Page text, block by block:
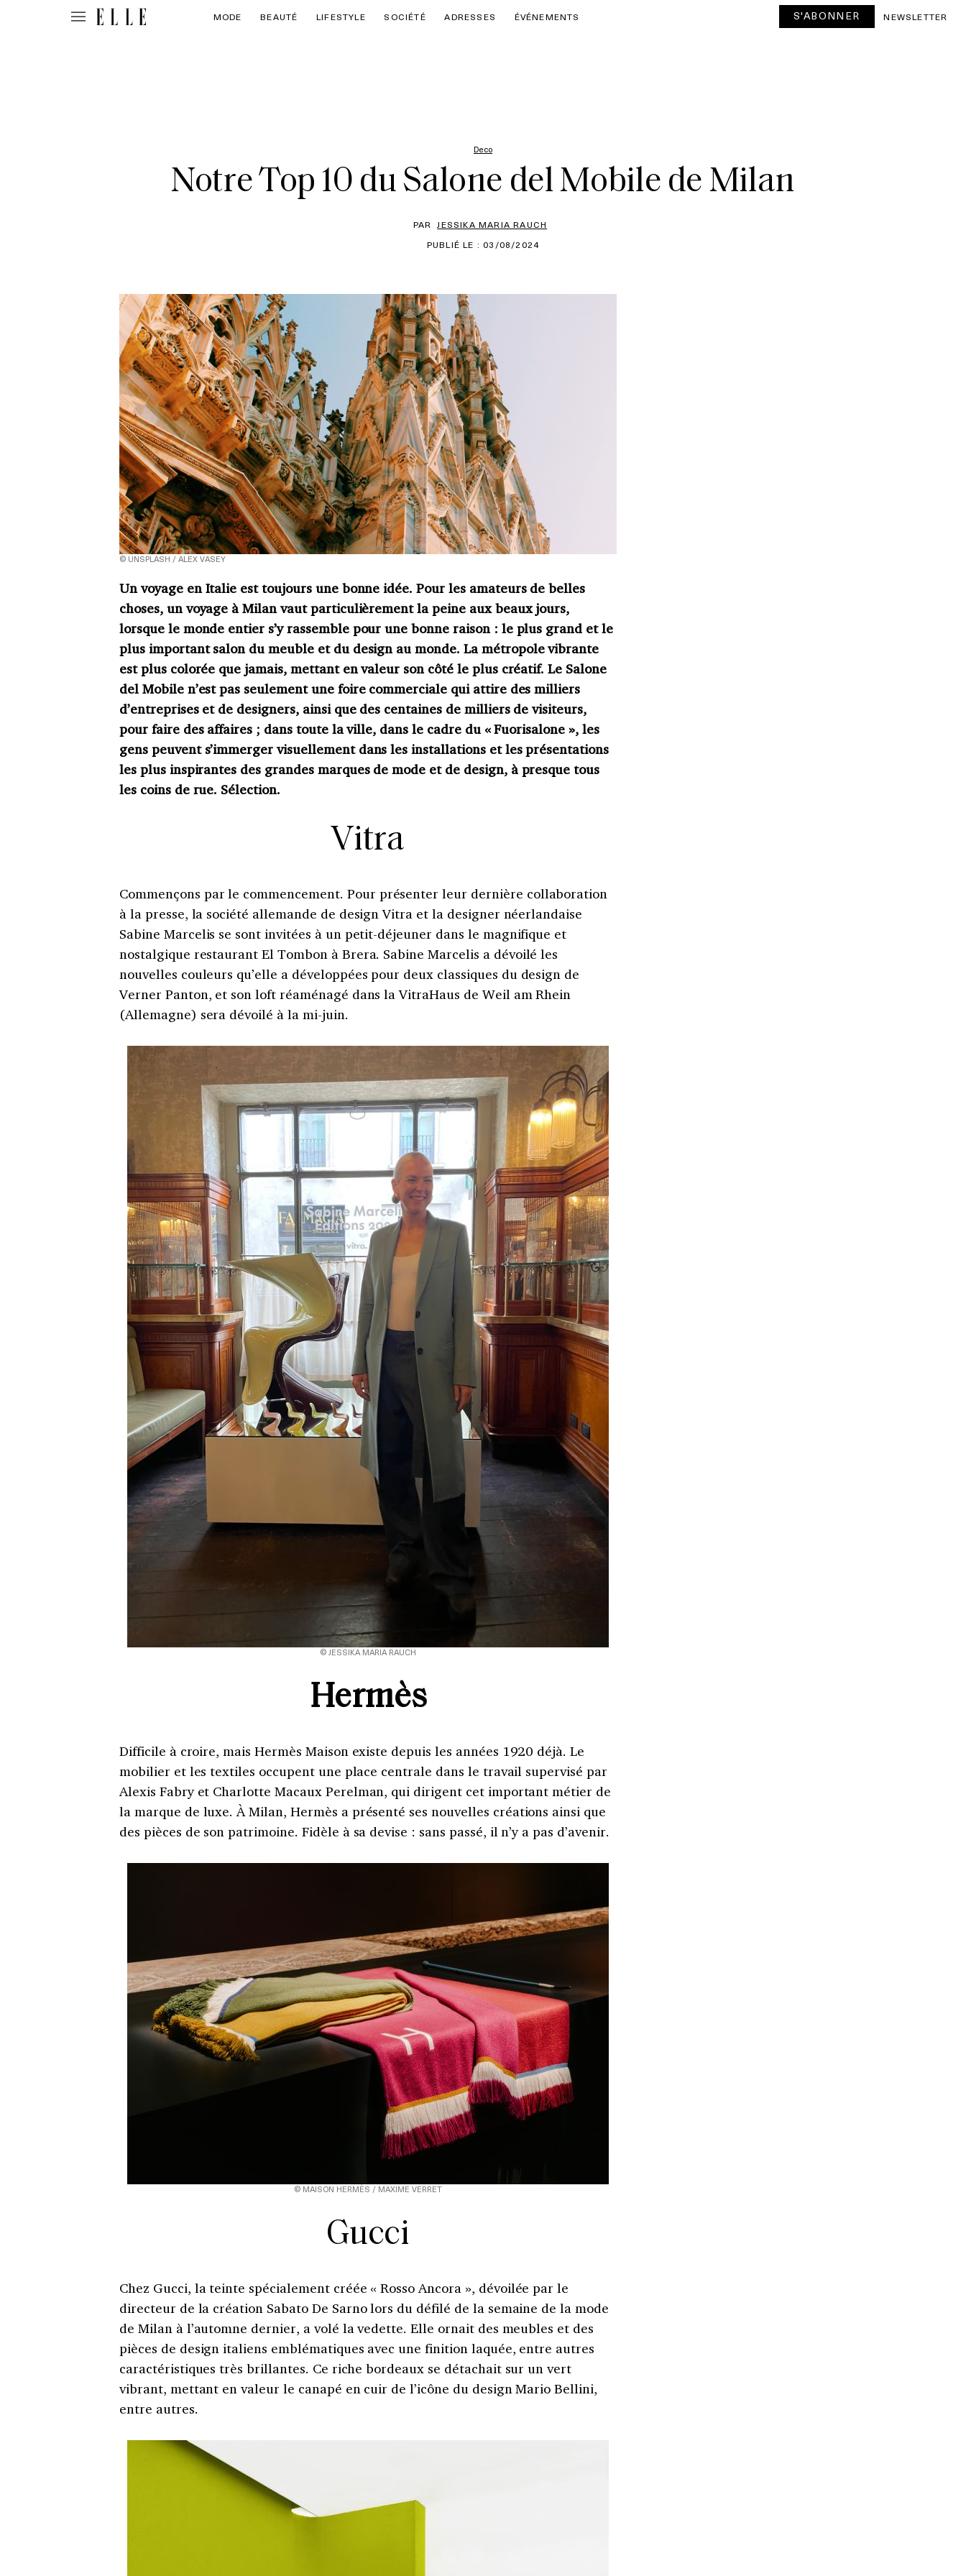
MODE BEAUTÉ LIFESTYLE SOCIÉTÉ ADRESSES ÉVÉNEMENTS S'ABONNER NEWSLETTER
Deco
Notre Top 10 du Salone del Mobile de Milan
PAR JESSIKA MARIA RAUCH
PUBLIÉ LE : 03/08/2024
© UNSPLASH / ALEX VASEY
Un voyage en Italie est toujours une bonne idée. Pour les amateurs de belles
choses, un voyage à Milan vaut particulièrement la peine aux beaux jours,
lorsque le monde entier s’y rassemble pour une bonne raison : le plus grand et le
plus important salon du meuble et du design au monde. La métropole vibrante
est plus colorée que jamais, mettant en valeur son côté le plus créatif. Le Salone
del Mobile n’est pas seulement une foire commerciale qui attire des milliers
d’entreprises et de designers, ainsi que des centaines de milliers de visiteurs,
pour faire des affaires ; dans toute la ville, dans le cadre du « Fuorisalone », les
gens peuvent s’immerger visuellement dans les installations et les présentations
les plus inspirantes des grandes marques de mode et de design, à presque tous
les coins de rue. Sélection.
Vitra
Commençons par le commencement. Pour présenter leur dernière collaboration
à la presse, la société allemande de design Vitra et la designer néerlandaise
Sabine Marcelis se sont invitées à un petit-déjeuner dans le magnifique et
nostalgique restaurant El Tombon à Brera. Sabine Marcelis a dévoilé les
nouvelles couleurs qu’elle a développées pour deux classiques du design de
Verner Panton, et son loft réaménagé dans la VitraHaus de Weil am Rhein
(Allemagne) sera dévoilé à la mi-juin.
© JESSIKA MARIA RAUCH
Hermès
Difficile à croire, mais Hermès Maison existe depuis les années 1920 déjà. Le
mobilier et les textiles occupent une place centrale dans le travail supervisé par
Alexis Fabry et Charlotte Macaux Perelman, qui dirigent cet important métier de
la marque de luxe. À Milan, Hermès a présenté ses nouvelles créations ainsi que
des pièces de son patrimoine. Fidèle à sa devise : sans passé, il n’y a pas d’avenir.
© MAISON HERMÈS / MAXIME VERRET
Gucci
Chez Gucci, la teinte spécialement créée « Rosso Ancora », dévoilée par le
directeur de la création Sabato De Sarno lors du défilé de la semaine de la mode
de Milan à l’automne dernier, a volé la vedette. Elle ornait des meubles et des
pièces de design italiens emblématiques avec une finition laquée, entre autres
caractéristiques très brillantes. Ce riche bordeaux se détachait sur un vert
vibrant, mettant en valeur le canapé en cuir de l’icône du design Mario Bellini,
entre autres.